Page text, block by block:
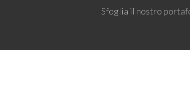
Sfoglia il nostro